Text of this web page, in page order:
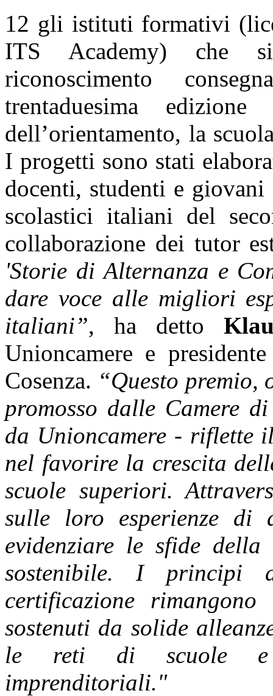
12 gli istituti formativi
ITS Academy) che
riconoscimento
trentaduesima
dell’orientamento, la
I progetti sono stati
docenti, studenti e
scolastici italiani del
collaborazione dei tutor
'Storie di Alternanza e
dare voce alle migliori
italiani”, ha detto
Unioncamere e
Cosenza. “Questo premio,
promosso dalle Camere
da Unioncamere - riflette
nel favorire la crescita
scuole superiori.
sulle loro esperienze di
evidenziare le sfide della
sostenibile. I principi
certificazione
sostenuti da solide
le reti di scuole e
imprenditoriali."